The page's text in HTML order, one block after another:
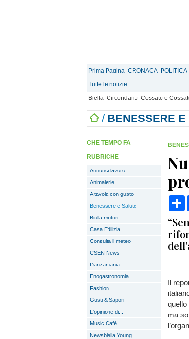
Prima Pagina CRONACA POLITICA
Tutte le notizie
Biella Circondario Cossato e
/ BENESSERE E
CHE TEMPO FA
RUBRICHE
Annunci lavoro
Animalerie
A tavola con gusto
Benessere e Salute
Biella motori
Casa Edilizia
Consulta il meteo
CSEN News
Danzamania
Enogastronomia
Fashion
Gusti & Sapori
L'opinione di...
Music Cafè
Newsbiella Young
Il
quello
ma